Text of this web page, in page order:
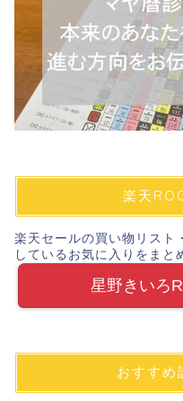
楽天
楽天セールの買い物リスト
しているお気に入りをまと
星野きいろ
おすすめ